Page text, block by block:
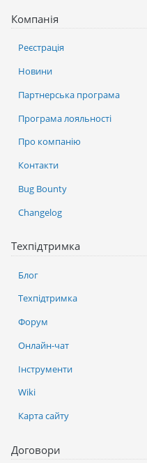
Компанія
Реєстрація
Новини
Партнерська програма
Програма лояльності
Про компанію
Контакти
Bug Bounty
Changelog
Техпідтримка
Блог
Техпідтримка
Форум
Онлайн-чат
Інструменти
Wiki
Карта сайту
Договори